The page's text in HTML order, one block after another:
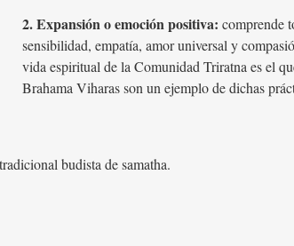
2. Expansión o emoción positiva: comprende
sensibilidad, empatía, amor universal y
vida espiritual de la Comunidad Triratna es el
Brahama Viharas son un ejemplo de dichas
budista de samatha.